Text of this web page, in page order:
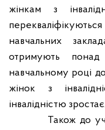
жінкам з
навчальних
отримують понад
навчальному році
жінок з
інвалідністю зростає.
Також до